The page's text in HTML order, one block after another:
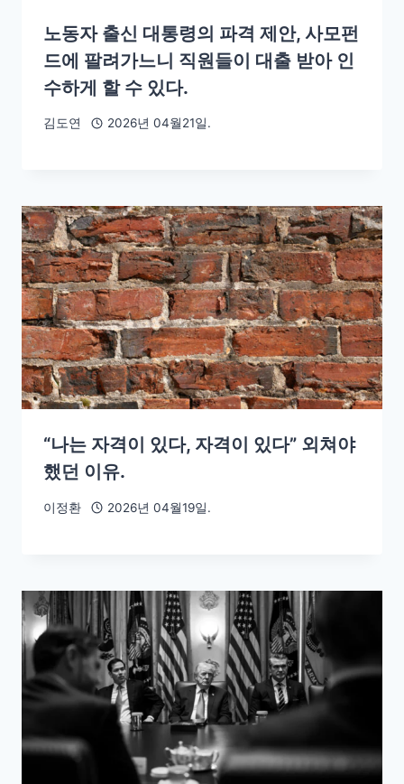
노동자 출신 대통령의 파격 제안, 사모펀
드에 팔려가느니 직원들이 대출 받아 인
수하게 할 수 있다.
김도연 2026년 04월21일.
“나는 자격이 있다, 자격이 있다” 외쳐야
했던 이유.
이정환 2026년 04월19일.